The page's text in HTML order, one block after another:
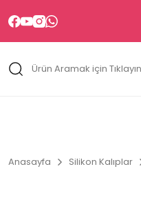
Anasayfa Silikon Kalıplar